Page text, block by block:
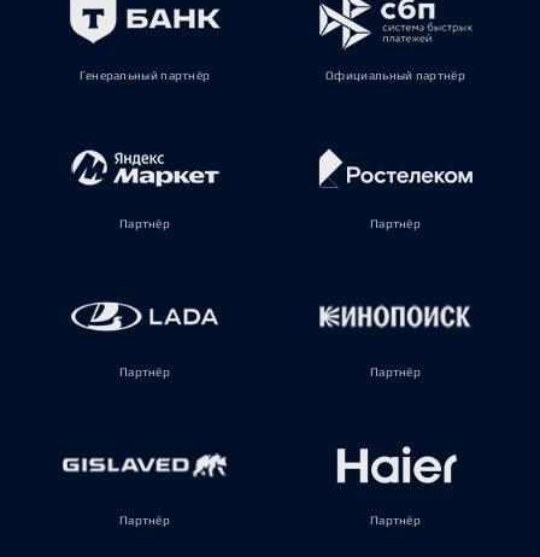
Генеральный партнёр Официальный партнёр
Партнёр Партнёр
Партнёр Партнёр
Партнёр Партнёр